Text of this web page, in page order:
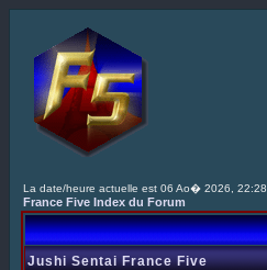
La date/heure actuelle est 06 Ao� 2026, 22:28
France Five Index du Forum
Jushi Sentai France Five